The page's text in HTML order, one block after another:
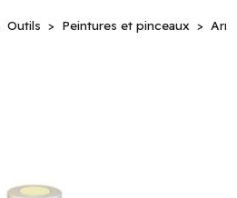
Outils Peintures et pinceaux